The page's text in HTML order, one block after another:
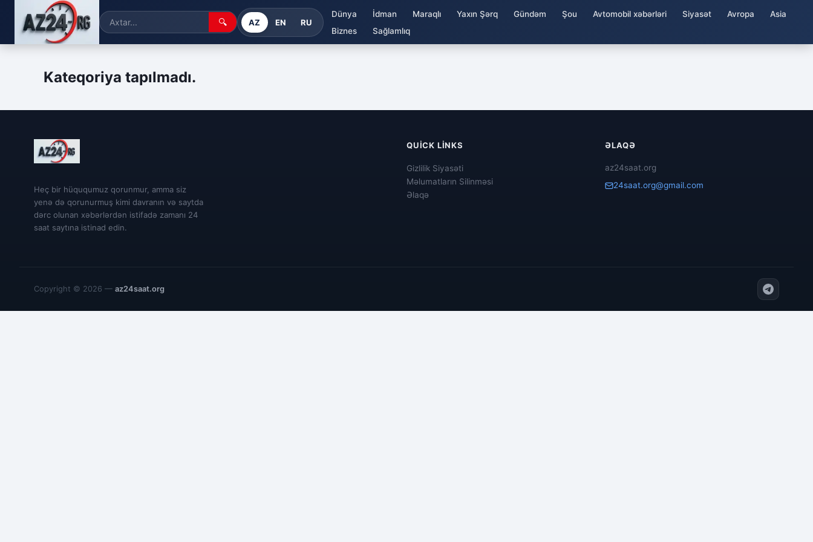
🔍 AZ EN RU
Dünya İdman Maraqlı Yaxın Şərq Gündəm Şou Avtomobil xəbərləri Siyasət Avropa
Asia
Biznes
Sağlamlıq
Kateqoriya tapılmadı.
Heç bir hüququmuz qorunmur, amma siz
yenə də qorunurmuş kimi davranın və saytda
dərc olunan xəbərlərdən istifadə zamanı 24
saat saytına istinad edin.
QUICK LINKS
Gizlilik Siyasəti
Məlumatların Silinməsi
Əlaqə
ƏLAQƏ
az24saat.org
24saat.org@gmail.com
Copyright © 2026 — az24saat.org